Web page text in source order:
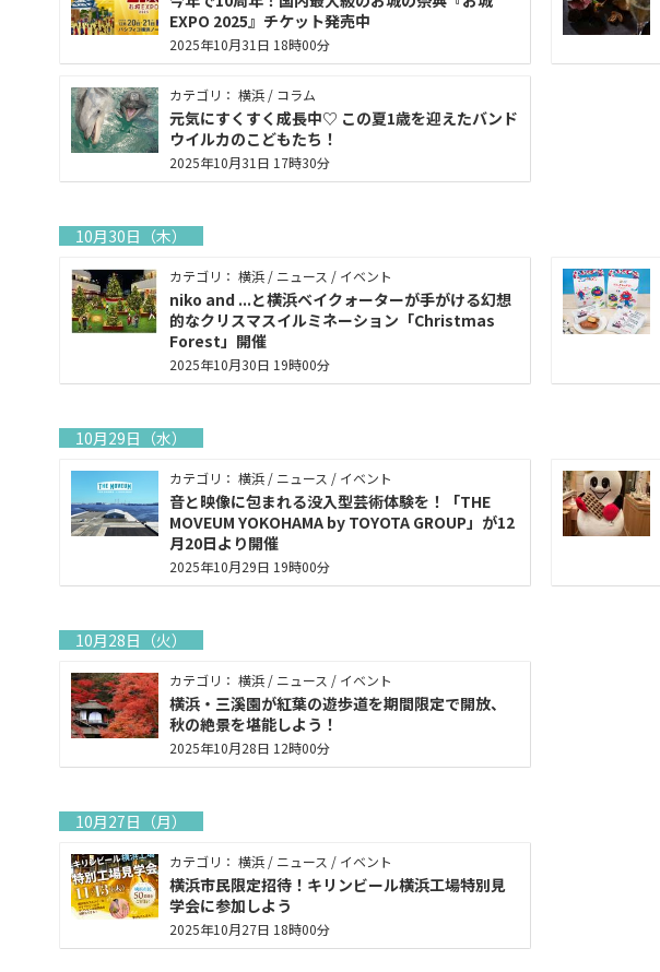
EXPO 2025』チケット発売中
2025年10月31日 18時00分
カテゴリ： 横浜 / コラム
元気にすくすく成長中♡ この夏1歳を迎えたバンド
ウイルカのこどもたち！
2025年10月31日 17時30分
10月30日（木）
カテゴリ： 横浜 / ニュース / イベント
niko and ...と横浜ベイクォーターが手がける幻想
的なクリスマスイルミネーション「Christmas
Forest」開催
2025年10月30日 19時00分
10月29日（水）
カテゴリ： 横浜 / ニュース / イベント
音と映像に包まれる没入型芸術体験を！「THE
MOVEUM YOKOHAMA by TOYOTA GROUP」が12
月20日より開催
2025年10月29日 19時00分
10月28日（火）
カテゴリ： 横浜 / ニュース / イベント
横浜・三溪園が紅葉の遊歩道を期間限定で開放、
秋の絶景を堪能しよう！
2025年10月28日 12時00分
10月27日（月）
カテゴリ： 横浜 / ニュース / イベント
横浜市民限定招待！キリンビール横浜工場特別見
学会に参加しよう
2025年10月27日 18時00分